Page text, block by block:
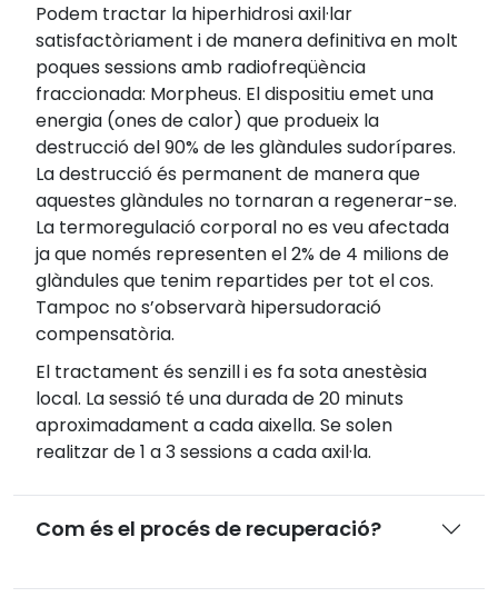
Podem tractar la hiperhidrosi axil·lar
satisfactòriament i de manera definitiva en molt
poques sessions amb radiofreqüència
fraccionada: Morpheus. El dispositiu emet una
energia (ones de calor) que produeix la
destrucció del 90% de les glàndules sudorípares.
La destrucció és permanent de manera que
aquestes glàndules no tornaran a regenerar-se.
La termoregulació corporal no es veu afectada
ja que només representen el 2% de 4 milions de
glàndules que tenim repartides per tot el cos.
Tampoc no s’observarà hipersudoració
compensatòria.
El tractament és senzill i es fa sota anestèsia
local. La sessió té una durada de 20 minuts
aproximadament a cada aixella. Se solen
realitzar de 1 a 3 sessions a cada axil·la.
Com és el procés de recuperació?